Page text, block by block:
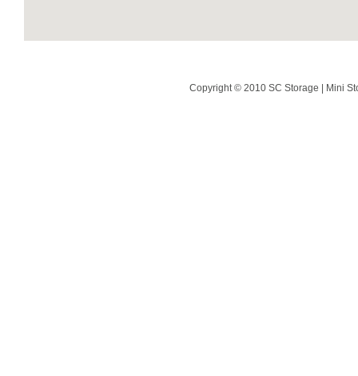
Copyright © 2010 SC Storage | Mini